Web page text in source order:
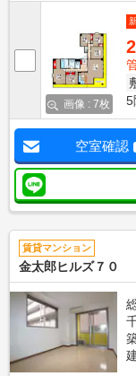
画像 : 7枚
5
空室確認
賃貸マンション
金太郎ヒルズ７０